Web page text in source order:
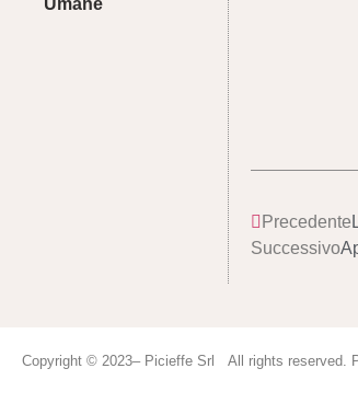
Umane
Precedente
Successivo
Copyright © 2023– Picieffe Srl All rights reserved.